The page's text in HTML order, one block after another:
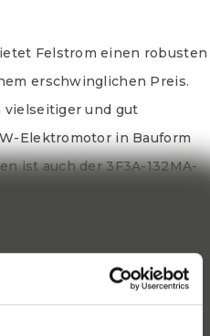
Felstrom einen robusten
erschwinglichen Preis.
vielseitiger und gut
Elektromotor in Bauform
ist auch der 3F3A-132MA-
Haltbarkeit. Felstrom-
eine gute Abdichtung […]